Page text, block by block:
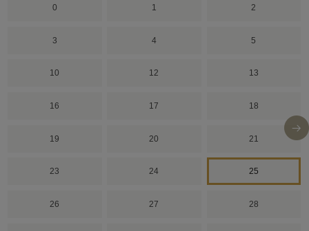
0 1 2
3 4 5
10 12 13
16 17 18
19 20 21
23 24 25
26 27 28